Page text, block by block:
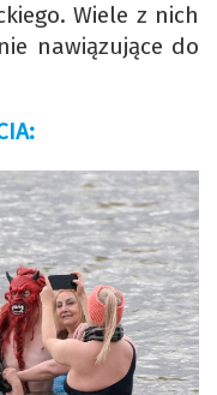
Wiele z nich
nawiązujące do